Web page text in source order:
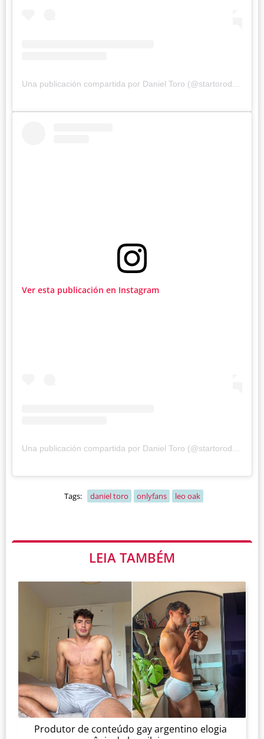
Ver esta publicación en Instagram
Una publicación compartida por Daniel Toro (@startorodaniel)
Tags: daniel toro onlyfans leo oak
LEIA TAMBÉM
Produtor de conteúdo gay argentino elogia